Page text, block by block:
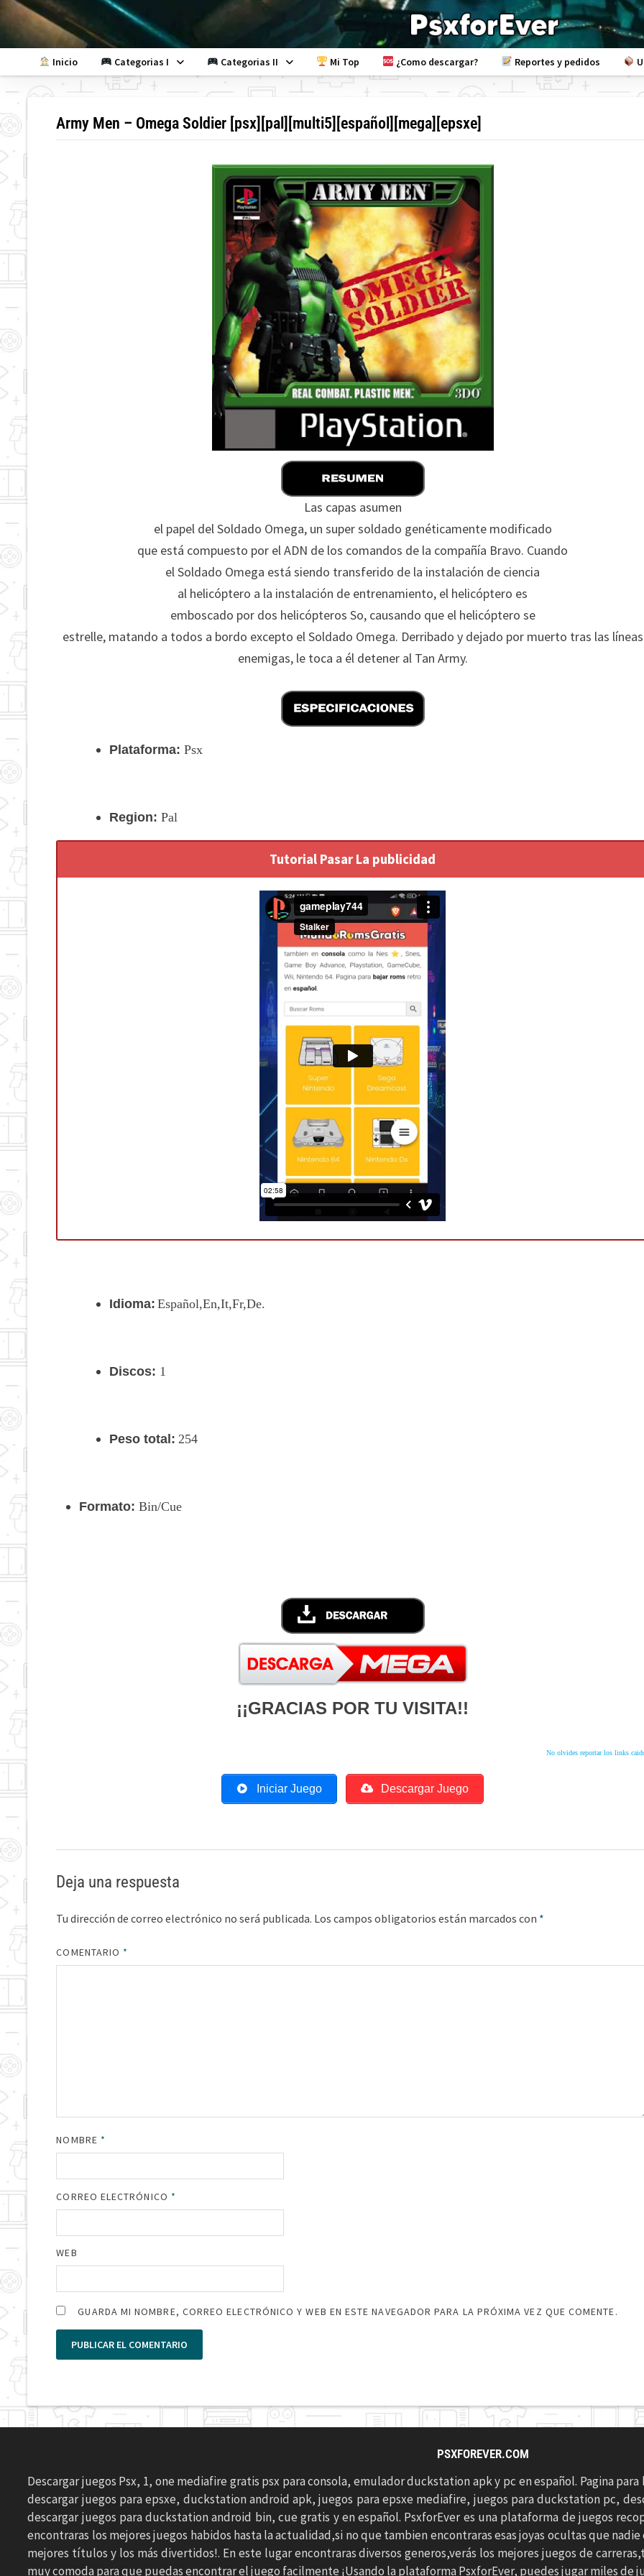
Skip
to
content
Inicio Categorias I Categorias II Mi Top ¿Como descargar? Reportes y pedidos
Army Men – Omega Soldier [psx][pal][multi5][español][mega][epsxe]
Las capas asumen
el papel del Soldado Omega, un super soldado genéticamente modificado
que está compuesto por el ADN de los comandos de la compañía Bravo. Cuando
el Soldado Omega está siendo transferido de la instalación de ciencia
al helicóptero a la instalación de entrenamiento, el helicóptero es
emboscado por dos helicópteros So, causando que el helicóptero se
estrelle, matando a todos a bordo excepto el Soldado Omega. Derribado y dejado por muerto tras las líneas
enemigas, le toca a él detener al Tan Army.
Plataforma: Psx
Region: Pal
Tutorial Pasar La publicidad
Idioma: Español,En,It,Fr,De.
Discos: 1
Peso total: 254
Formato:Bin/Cue
¡¡GRACIAS POR TU VISITA!!
No olvides reportar los links
Iniciar Juego Descargar Juego
Deja una respuesta
Tu dirección de correo electrónico no será publicada. Los campos obligatorios están marcados con *
COMENTARIO *
NOMBRE *
CORREO ELECTRÓNICO *
WEB
GUARDA MI NOMBRE, CORREO ELECTRÓNICO Y WEB EN ESTE NAVEGADOR PARA LA PRÓXIMA VEZ QUE COMENTE.
PSXFOREVER.COM
Descargar juegos Psx, 1, one mediafire gratis psx para consola, emulador duckstation apk y pc en español. Pagina
descargar juegos para epsxe, duckstation android apk, juegos para epsxe mediafire, juegos para duckstation pc,
descargar juegos para duckstation android bin, cue gratis y en español. PsxforEver es una plataforma de juegos
encontraras los mejores juegos habidos hasta la actualidad,si no que tambien encontraras esas joyas ocultas que
mejores títulos y los más divertidos!. En este lugar encontraras diversos generos,verás los mejores juegos de
muy comoda para que puedas encontrar el juego facilmente ¡Usando la plataforma PsxforEver, puedes jugar miles de